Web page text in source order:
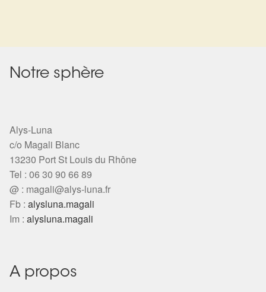
Notre sphère
Alys-Luna
c/o Magali Blanc
13230 Port St Louis du Rhône
Tel : 06 30 90 66 89
@ : magali@alys-luna.fr
Fb : alysluna.magali
Im : alysluna.magali
A propos